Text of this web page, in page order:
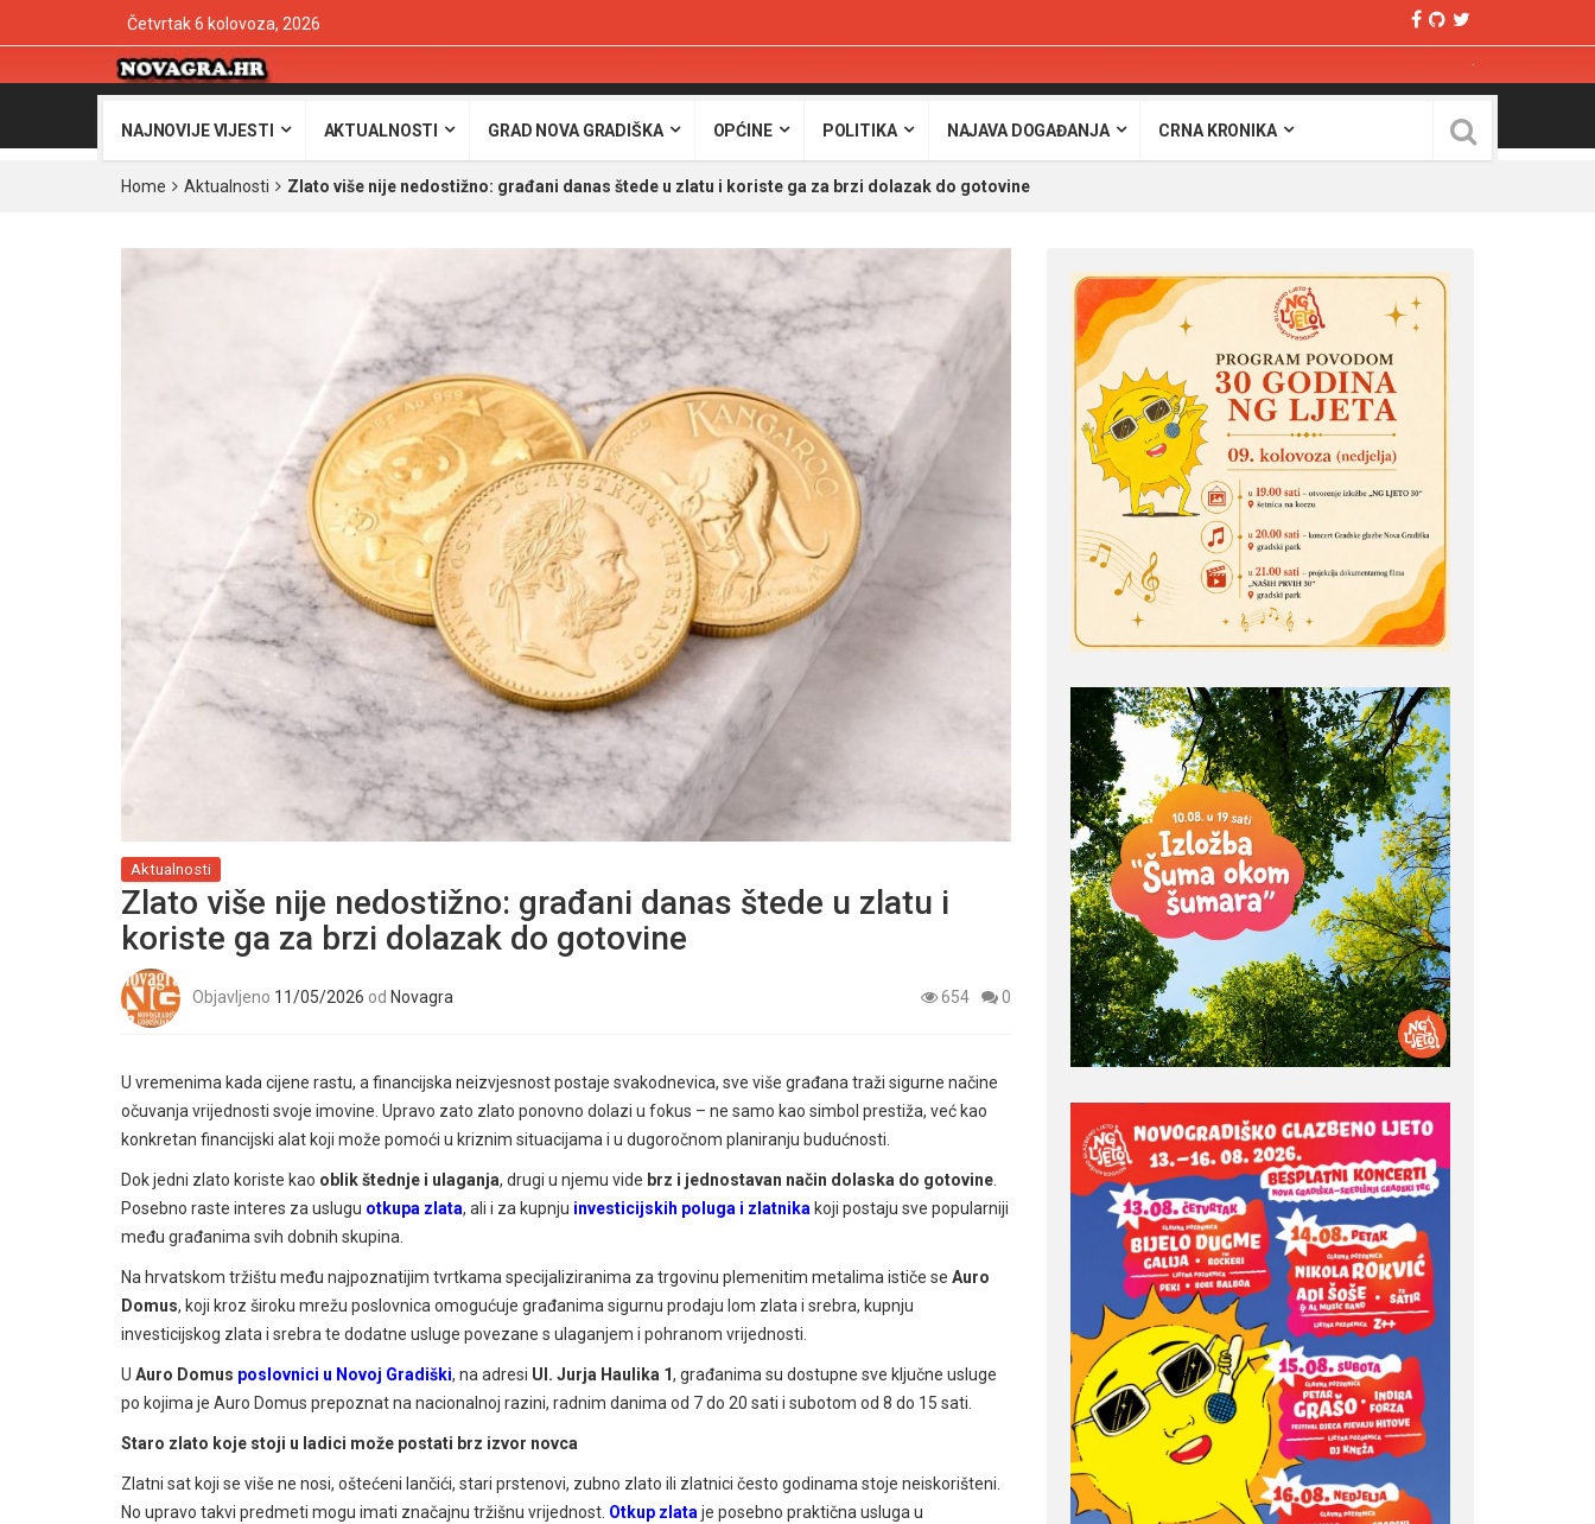
Četvrtak 6 kolovoza, 2026
NAJNOVIJE VIJESTI AKTUALNOSTI GRAD NOVA GRADIŠKA OPĆINE POLITIKA NAJAVA DOGAĐANJA CRNA KRONIKA
Home Aktualnosti Zlato više nije nedostižno: građani danas štede u zlatu i koriste ga za brzi dolazak do gotovine
Aktualnosti
Zlato više nije nedostižno: građani danas štede u zlatu i
koriste ga za brzi dolazak do gotovine
Objavljeno 11/05/2026 od Novagra 654 0
U vremenima kada cijene rastu, a financijska neizvjesnost postaje svakodnevica, sve više građana traži sigurne načine
očuvanja vrijednosti svoje imovine. Upravo zato zlato ponovno dolazi u fokus – ne samo kao simbol prestiža, već kao
konkretan financijski alat koji može pomoći u kriznim situacijama i u dugoročnom planiranju budućnosti.
Dok jedni zlato koriste kao oblik štednje i ulaganja, drugi u njemu vide brz i jednostavan način dolaska do gotovine
Posebno raste interes za uslugu otkupa zlata, ali i za kupnju investicijskih poluga i zlatnika koji postaju sve popularniji
među građanima svih dobnih skupina.
Na hrvatskom tržištu među najpoznatijim tvrtkama specijaliziranima za trgovinu plemenitim metalima ističe se Auro
Domus, koji kroz široku mrežu poslovnica omogućuje građanima sigurnu prodaju lom zlata i srebra, kupnju
investicijskog zlata i srebra te dodatne usluge povezane s ulaganjem i pohranom vrijednosti.
U Auro Domus poslovnici u Novoj Gradiški, na adresi Ul. Jurja Haulika 1, građanima su dostupne sve ključne usluge
po kojima je Auro Domus prepoznat na nacionalnoj razini, radnim danima od 7 do 20 sati i subotom od 8 do 15 sati.
Staro zlato koje stoji u ladici može postati brz izvor novca
Zlatni sat koji se više ne nosi, oštećeni lančići, stari prstenovi, zubno zlato ili zlatnici često godinama stoje neiskorišteni.
No upravo takvi predmeti mogu imati značajnu tržišnu vrijednost. Otkup zlata je posebno praktična usluga u